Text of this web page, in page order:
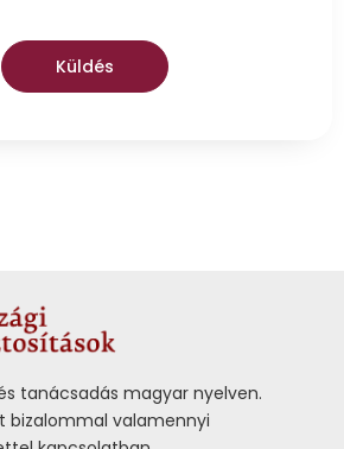
Küldés
tanácsadás magyar nyelven.
bizalommal valamennyi